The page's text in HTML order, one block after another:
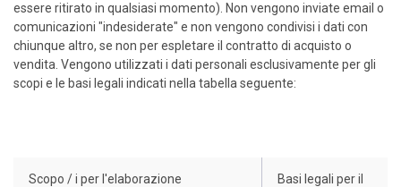
essere ritirato in qualsiasi momento). Non vengono inviate email o
comunicazioni "indesiderate" e non vengono condivisi i dati con
chiunque altro, se non per espletare il contratto di acquisto o
vendita. Vengono utilizzati i dati personali esclusivamente per gli
scopi e le basi legali indicati nella tabella seguente:
Scopo / i per l'elaborazione
Basi legali per il